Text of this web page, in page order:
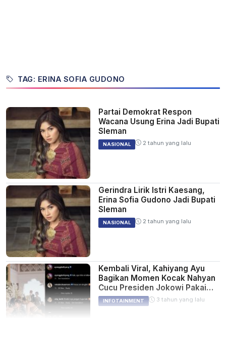
TAG: ERINA SOFIA GUDONO
Partai Demokrat Respon
Wacana Usung Erina Jadi Bupati
Sleman
NASIONAL 2 tahun yang lalu
Gerindra Lirik Istri Kaesang,
Erina Sofia Gudono Jadi Bupati
Sleman
NASIONAL 2 tahun yang lalu
Kembali Viral, Kahiyang Ayu
Bagikan Momen Kocak Nahyan
Cucu Presiden Jokowi Pakai
Kaus Singlet di Pernikahan
Kaesang-Erina
INFOTAINMENT 3 tahun yang lalu